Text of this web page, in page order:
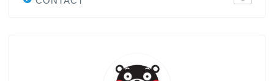
大学入試英語対策講座